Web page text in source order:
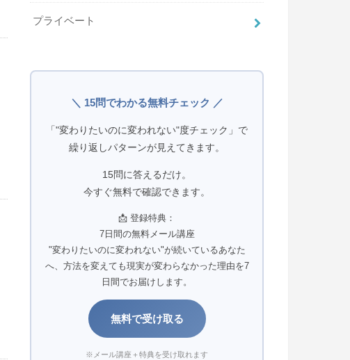
プライベート
＼ 15問でわかる無料チェック ／
「"変わりたいのに変われない"度チェック」で
繰り返しパターンが見えてきます。
15問に答えるだけ。
今すぐ無料で確認できます。
📩 登録特典：
7日間の無料メール講座
"変わりたいのに変われない"が続いているあなた
へ、方法を変えても現実が変わらなかった理由を7
日間でお届けします。
無料で受け取る
※メール講座＋特典を受け取れます